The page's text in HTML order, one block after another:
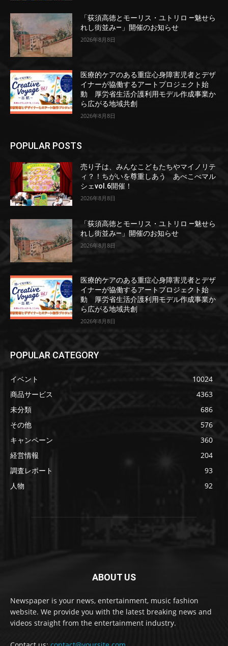
「荻須高徳とモーリス・ユトリロ ―魅せら
れし街並み―」開催のお知らせ
2026年8月8日
医療的ケアのある重症心身障害児者とデザ
イナーが協働するアートプロジェクト始
動 厚労省生活介護利用モデル作成事業か
ら広がる地域共創
2026年8月8日
POPULAR POSTS
売り子は、みんなこどもたちやマイノリテ
ィ？！ちがいを尊重しあう あべこべマル
シェvol.6開催！
2026年8月8日
「荻須高徳とモーリス・ユトリロ ―魅せら
れし街並み―」開催のお知らせ
2026年8月8日
医療的ケアのある重症心身障害児者とデザ
イナーが協働するアートプロジェクト始
動 厚労省生活介護利用モデル作成事業か
ら広がる地域共創
2026年8月8日
POPULAR CATEGORY
イベント
10024
商品サービス
4363
未分類
686
その他
576
キャンペーン
360
経営情報
204
調査レポート
93
人物
92
ABOUT US
Newspaper is your news, entertainment, music fashion
website. We provide you with the latest breaking news and
videos straight from the entertainment industry.